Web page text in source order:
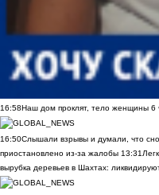
16:58Наш дом проклят, тело женщины 6
16:50Слышали взрывы и думали, что
приостановлено из-за жалобы 13:31
вырубка деревьев в Шахтах: